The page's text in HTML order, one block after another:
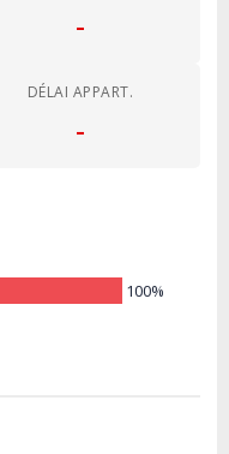
-
DÉLAI APPART.
-
100%